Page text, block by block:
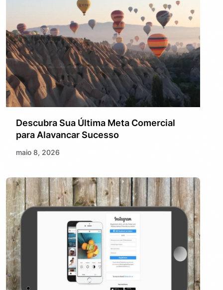
Descubra Sua Última Meta Comercial
para Alavancar Sucesso
maio 8, 2026